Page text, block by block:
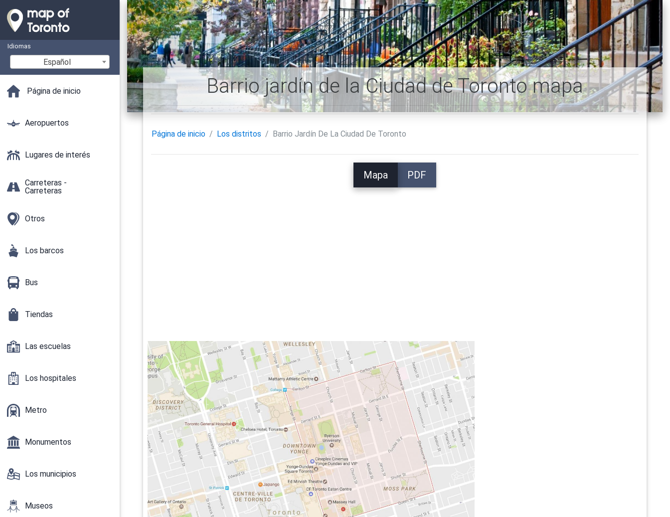
Idiomas
Español
Página de inicio
Aeropuertos
Lugares de interés
Carreteras -
Carreteras
Otros
Los barcos
Bus
Tiendas
Las escuelas
Los hospitales
Metro
Monumentos
Los municipios
Museos
Barrio jardín de la Ciudad de Toronto mapa
Página de inicio Los distritos Barrio Jardín De La Ciudad De Toronto
Mapa PDF